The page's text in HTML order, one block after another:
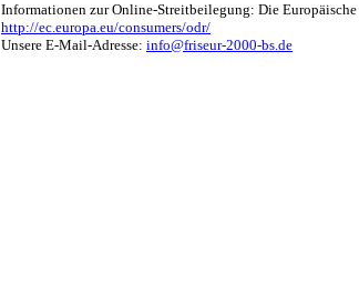
Informationen zur Online-Streitbeilegung: Die
http://ec.europa.eu/consumers/odr/
Unsere E-Mail-Adresse: info@friseur-2000-bs.de